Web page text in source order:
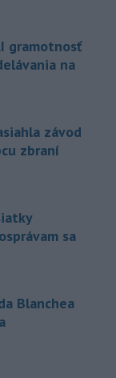
gramotnosť
na
závod
zbraní
sa
Blanchea